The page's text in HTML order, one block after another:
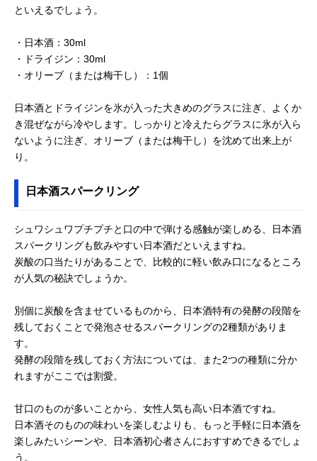
といえるでしょう。
・日本酒：30ml
・ドライジン：30ml
・オリーブ（または梅干し）：1個
日本酒とドライジンを氷が入った大きめのグラスに注ぎ、よくか
き混ぜながら冷やします。しっかりと冷えたらグラスに氷が入ら
ないように注ぎ、オリーブ（または梅干し）を沈めて出来上が
り。
日本酒スパークリング
シュワシュワプチプチと口の中で弾ける感触が楽しめる、日本酒
スパークリングも飲みやすい日本酒だといえますね。
炭酸の口当たりがあることで、比較的に軽い飲み口になるところ
が人気の秘訣でしょうか。
別個に炭酸を含ませているものから、日本酒特有の発酵の段階を
残しておくことで発泡させるスパークリングの2種類がありま
す。
発酵の段階を残しておく方法については、また2つの種類に分か
れますがここでは割愛。
甘口のものが多いことから、女性人気も高い日本酒ですね。
日本酒そのものの味わいを楽しむよりも、もっと手軽に日本酒を
楽しみたいシーンや、日本酒初心者さんにおすすめできるでしょ
う。